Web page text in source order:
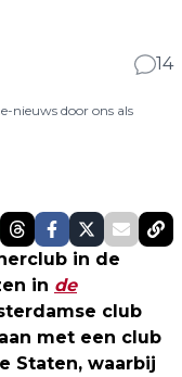
14
nieuws door ons als
in de
in de
club
met een club
Staten, waarbij